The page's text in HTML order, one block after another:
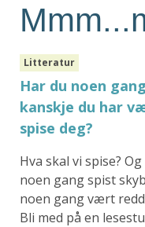
Litteratur
Har du noen
kanskje du har
spise deg?
Hva skal vi spise?
noen gang spist
noen gang vært
Bli med på en